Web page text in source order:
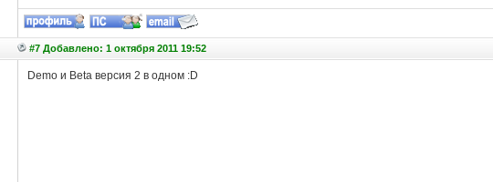
#7 Добавлено: 1 октября 2011 19:52
Demo и Beta версия 2 в одном :D